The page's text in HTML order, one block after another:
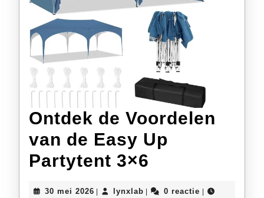
Ontdek de Voordelen
van de Easy Up
Partytent 3×6
30 mei 2026 30
lynxlablynxlab0 reactie